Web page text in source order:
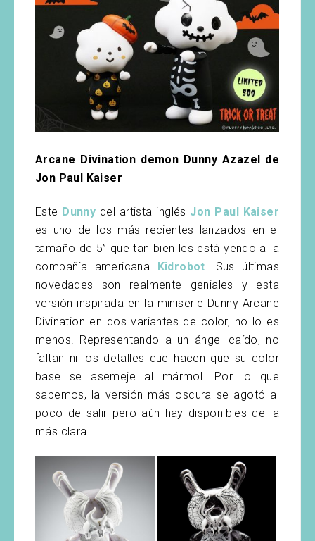
Arcane Divination demon Dunny Azazel de
Jon Paul Kaiser
Este Dunny del artista inglés Jon Paul Kaiser
es uno de los más recientes lanzados en el
tamaño de 5” que tan bien les está yendo a la
compañía americana Kidrobot. Sus últimas
novedades son realmente geniales y esta
versión inspirada en la miniserie Dunny Arcane
Divination en dos variantes de color, no lo es
menos. Representando a un ángel caído, no
faltan ni los detalles que hacen que su color
base se asemeje al mármol. Por lo que
sabemos, la versión más oscura se agotó al
poco de salir pero aún hay disponibles de la
más clara.